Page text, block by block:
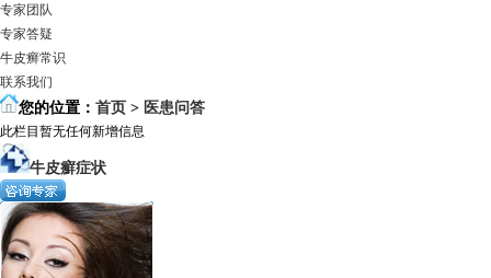
专家团队
专家答疑
牛皮癣常识
联系我们
您的位置： 首页 > 医患问答
此栏目暂无任何新增信息
牛皮癬症状